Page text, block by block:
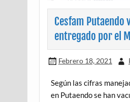
Cesfam Putaendo
entregado por el
Febrero 18, 2021
Según las cifras
en Putaendo se han